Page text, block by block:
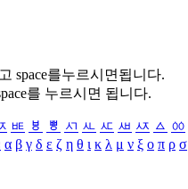
space를누르시면됩니다.
를 누르시면 됩니다.
ㅷ ㅸ ㅹ ㅺ ㅻ ㅼ ㅽ ㅾ ㅿ ㆀ
α β γ δ ε ζ η θ ι κ λ μ ν ξ ο π ρ σ